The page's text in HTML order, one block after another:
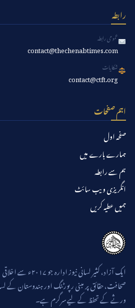
رابطہ
عمومی رابطہ
contact@thechenabtimes.com
شکایات
contact@ctft.org
اہم صفحات
صفحہ اول
ہمارے بارے میں
ہم سے رابطہ
انگریزی ویب سائٹ
ہمیں عطیہ کریں
ایک آزاد، کثیر لسانی نیوز ادارہ جو ۲۰۱۷ء سے اخلاقی
صحافت، حقائق پر مبنی رپورٹنگ اور ہندوستان کے لسانی
ورثے کے تحفظ کے لیے سرگرم ہے۔